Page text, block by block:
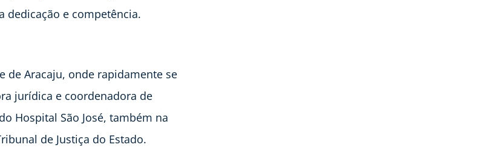
dedicação e competência.
de Aracaju, onde rapidamente se
jurídica e coordenadora de
Hospital São José, também na
de Justiça do Estado.